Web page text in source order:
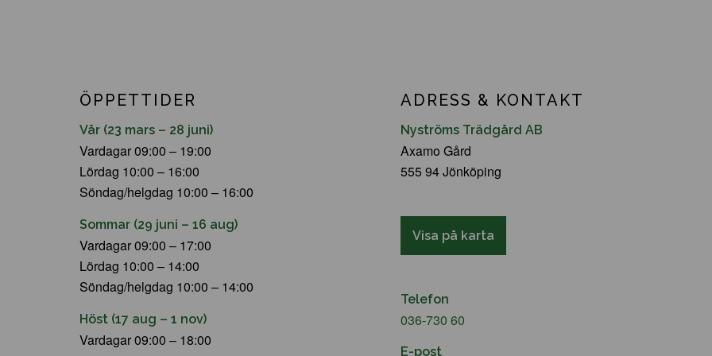
ÖPPETTIDER
Vår (23 mars – 28 juni)
Vardagar 09:00 – 19:00
Lördag 10:00 – 16:00
Söndag/helgdag 10:00 – 16:00
Sommar (29 juni – 16 aug)
Vardagar 09:00 – 17:00
Lördag 10:00 – 14:00
Söndag/helgdag 10:00 – 14:00
Höst (17 aug – 1 nov)
Vardagar 09:00 – 18:00
ADRESS & KONTAKT
Nyströms Trädgård AB
Axamo Gård
555 94 Jönköping
Visa på karta
Telefon
036-730 60
E-post